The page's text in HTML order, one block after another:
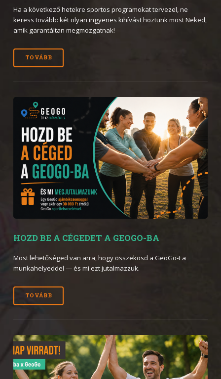
Ha a következő hetekre sportos programokat tervezel, ne
keress tovább: két olyan ingyenes kihívást hoztunk most Neked,
amik garantáltan megmozgatnak!
TOVÁBB
HOZD BE A CÉGEDET A GEOGO-BA
Most lehetőséged van arra, hogy összekösd a GeoGo-t a
munkahelyeddel — és mi ezt jutalmazzuk.
TOVÁBB